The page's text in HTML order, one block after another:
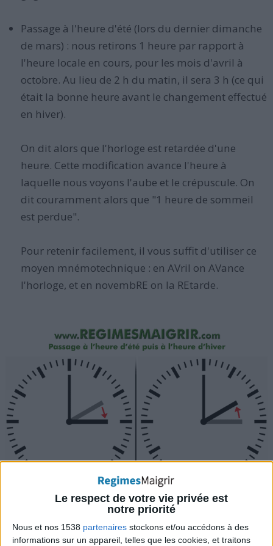
Le respect de votre vie privée est
notre priorité
Nous et nos 1538 partenaires stockons et/ou accédons à des
informations sur un appareil, telles que les cookies, et traitons
Passage à l'heure d'été (lors du dernier dimanche
de mars) : nous retirons 1 heure par rapport à
l'heure locale en cours, pour les mois d'avril à
octobre. Au lieu de 2 h du matin, il sera 3 h (ce qui
était la bonne heure avant le changement effectué
en hiver).
On dit alors que l'horloge est retardée d'une
heure. Cette modification avance l'heure à
laquelle nous voyons l'aube et le crépuscule. On
dit couramment alors que "1 heure de sommeil
est perdue".
Pour retenir facilement, il vous suffit d'utiliser ce
moyen mnémotechnique : en AVril on AVance
l'horloge, et en novembRE on la REtarde.